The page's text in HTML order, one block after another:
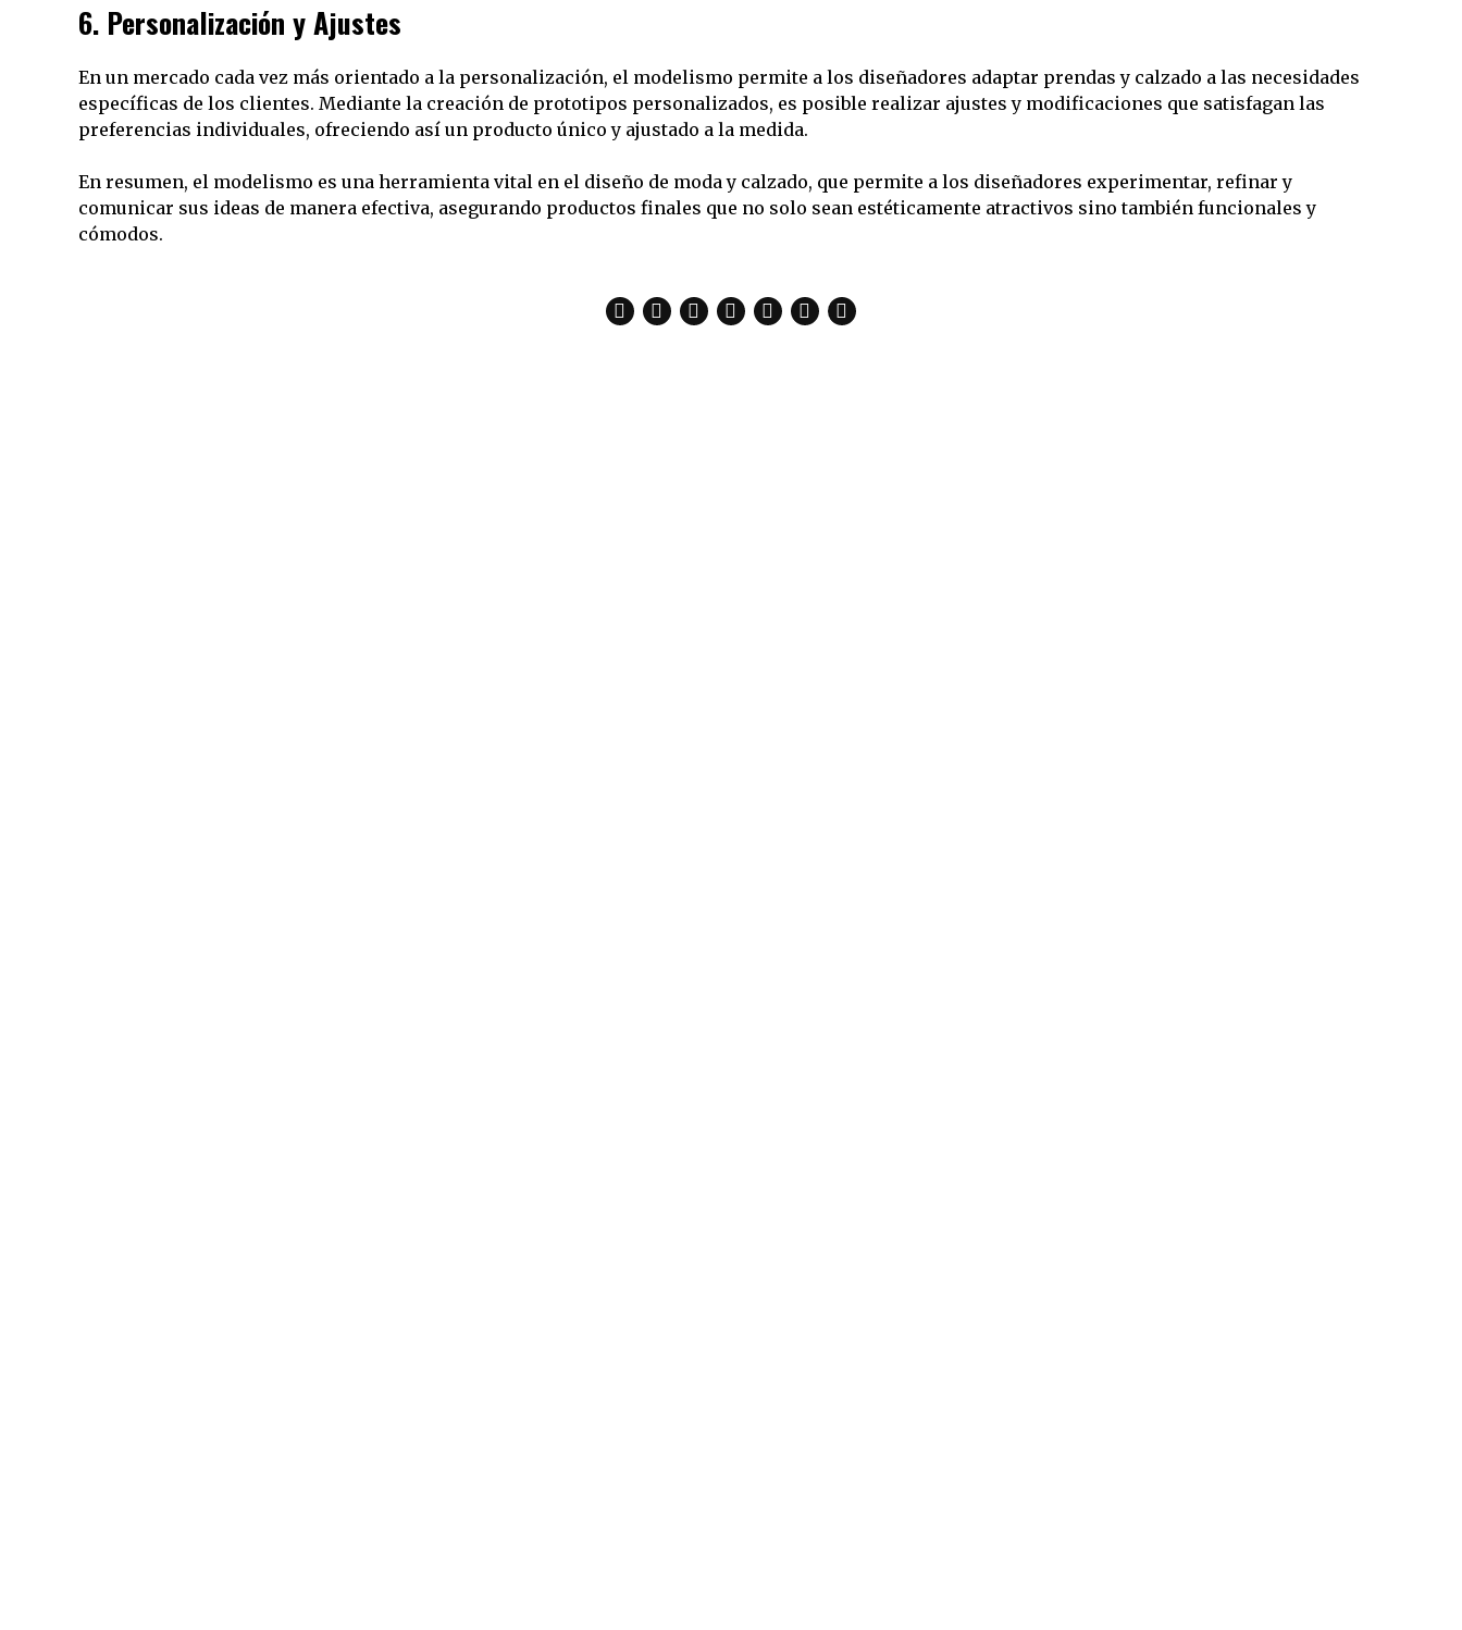
6. Personalización y Ajustes
En un mercado cada vez más orientado a la personalización, el modelismo permite a los diseñadores adaptar prendas y calzado a las necesidades
específicas de los clientes. Mediante la creación de prototipos personalizados, es posible realizar ajustes y modificaciones que satisfagan las
preferencias individuales, ofreciendo así un producto único y ajustado a la medida.
En resumen, el modelismo es una herramienta vital en el diseño de moda y calzado, que permite a los diseñadores experimentar, refinar y
comunicar sus ideas de manera efectiva, asegurando productos finales que no solo sean estéticamente atractivos sino también funcionales y
cómodos.